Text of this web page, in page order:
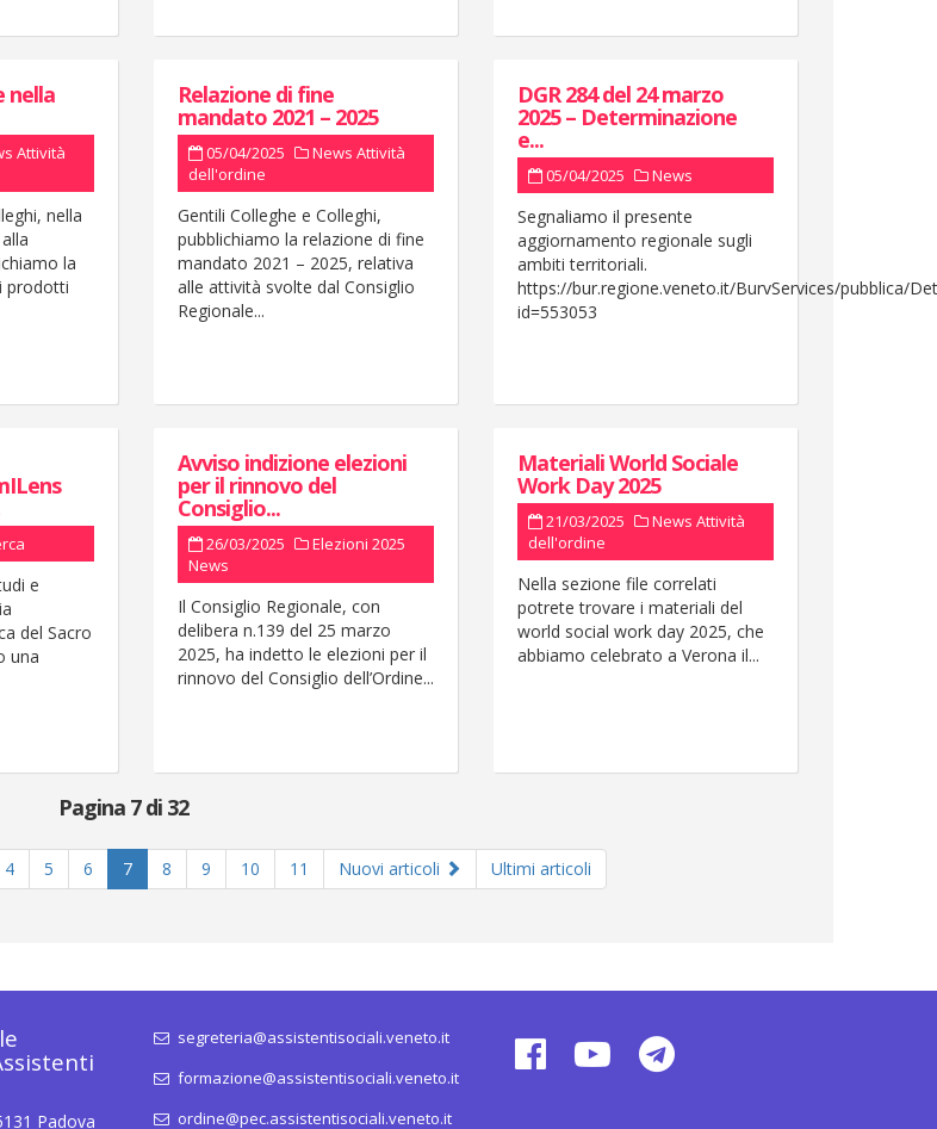
nella
Attività
nella
la
prodotti
Relazione di fine
mandato 2021 – 2025
05/04/2025 News Attività
dell'ordine
Gentili Colleghe e Colleghi,
pubblichiamo la relazione di fine
mandato 2021 – 2025, relativa
alle attività svolte dal Consiglio
Regionale...
DGR 284 del 24 marzo
2025 – Determinazione
e...
05/04/2025 News
Segnaliamo il presente
aggiornamento regionale sugli
ambiti territoriali.
https://bur.regione.veneto.it/BurvServices/pubblica/
id=553053
e
del Sacro
una
Avviso indizione elezioni
per il rinnovo del
Consiglio...
26/03/2025
Elezioni 2025
News
Il Consiglio Regionale, con
delibera n.139 del 25 marzo
2025, ha indetto le elezioni per il
rinnovo del Consiglio dell’Ordine...
Materiali World Sociale
Work Day 2025
21/03/2025 News Attività
dell'ordine
Nella sezione file correlati
potrete trovare i materiali del
world social work day 2025, che
abbiamo celebrato a Verona il...
Pagina 7 di 32
4 5 6 7 8 9 10 11 Nuovi articoli Ultimi articoli
Padova
segreteria@assistentisociali.veneto.it
formazione@assistentisociali.veneto.it
ordine@pec.assistentisociali.veneto.it